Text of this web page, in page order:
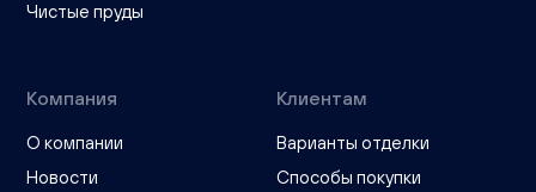
Чистые пруды
Компания
О компании
Новости
Клиентам
Варианты отделки
Способы покупки